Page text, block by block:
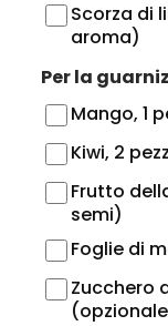
Scorza di
aroma)
Per la
Mango, 1
Kiwi, 2
Frutto
semi)
Foglie di
Zucchero